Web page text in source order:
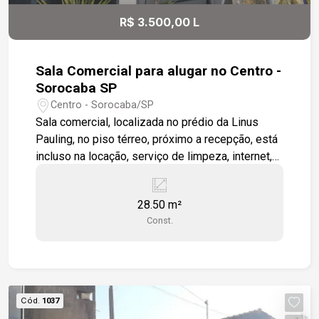
R$ 3.500,00 L
Sala Comercial para alugar no Centro -
Sorocaba SP
Centro - Sorocaba/SP
Sala comercial, localizada no prédio da Linus
Pauling, no piso térreo, próximo a recepção, está
incluso na locação, serviço de limpeza, internet,
disposição para te atender. Gostaria de saber
mais informações ou agendar uma visita?
28.50 m²
Const.
Cód. 1037